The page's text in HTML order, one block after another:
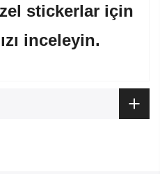
stickerlar için
inceleyin.